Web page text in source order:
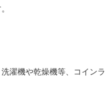
濯機や乾燥機等、コイン